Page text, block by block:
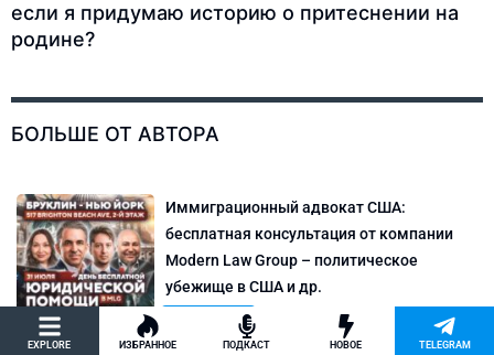
если я придумаю историю о притеснении на
родине?
БОЛЬШЕ ОТ АВТОРА
Иммиграционный адвокат США:
бесплатная консультация от компании
Modern Law Group – политическое
убежище в США и др.
Новости США
EXPLORE ИЗБРАННОЕ ПОДКАСТ НОВОЕ TELEGRAM